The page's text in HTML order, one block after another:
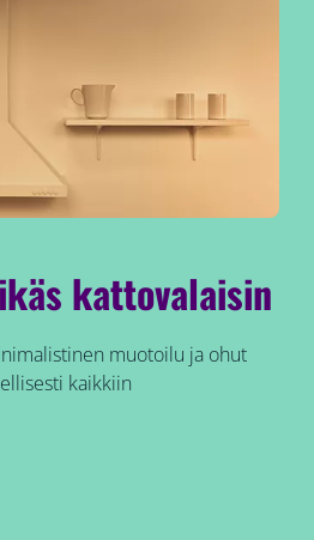
kattovalaisin
muotoilu ja ohut
kaikkiin